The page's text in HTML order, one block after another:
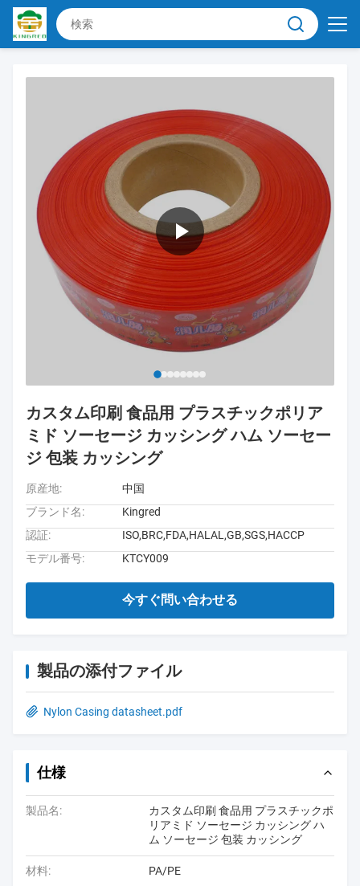
カスタム印刷 食品用 プラスチックポリア
ミド ソーセージ カッシング ハム ソーセー
ジ 包装 カッシング
原産地:
中国
ブランド名:
Kingred
認証:
ISO,BRC,FDA,HALAL,GB,SGS,HACCP
モデル番号:
KTCY009
今すぐ問い合わせる
製品の添付ファイル
Nylon Casing datasheet.pdf
仕様
製品名:
カスタム印刷 食品用 プラスチックポ
リアミド ソーセージ カッシング ハ
ム ソーセージ 包装 カッシング
材料: PA/PE